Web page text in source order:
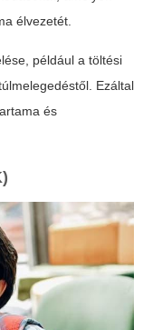
élvezetét.
például a töltési
Ezáltal
és